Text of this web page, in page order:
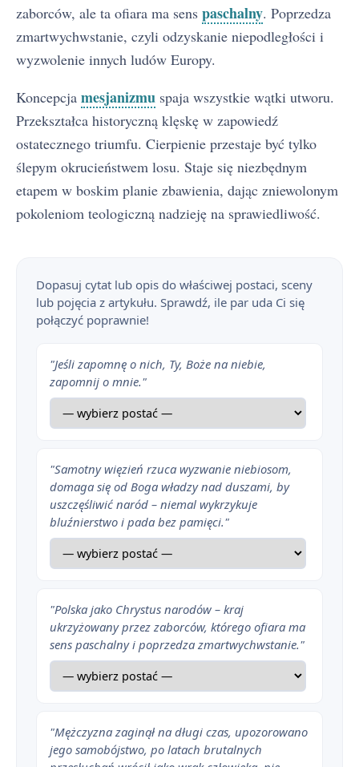
zaborców, ale ta ofiara ma sens paschalny. Poprzedza
zmartwychwstanie, czyli odzyskanie niepodległości i
wyzwolenie innych ludów Europy.
Koncepcja mesjanizmu spaja wszystkie wątki utworu.
Przekształca historyczną klęskę w zapowiedź
ostatecznego triumfu. Cierpienie przestaje być tylko
ślepym okrucieństwem losu. Staje się niezbędnym
etapem w boskim planie zbawienia, dając zniewolonym
pokoleniom teologiczną nadzieję na sprawiedliwość.
Dopasuj cytat lub opis do właściwej postaci, sceny
lub pojęcia z artykułu. Sprawdź, ile par uda Ci się
połączyć poprawnie!
"Jeśli zapomnę o nich, Ty, Boże na niebie,
zapomnij o mnie."
"Samotny więzień rzuca wyzwanie niebiosom,
domaga się od Boga władzy nad duszami, by
uszczęśliwić naród – niemal wykrzykuje
bluźnierstwo i pada bez pamięci."
"Polska jako Chrystus narodów – kraj
ukrzyżowany przez zaborców, którego ofiara ma
sens paschalny i poprzedza zmartwychwstanie."
"Mężczyzna zaginął na długi czas, upozorowano
jego samobójstwo, po latach brutalnych